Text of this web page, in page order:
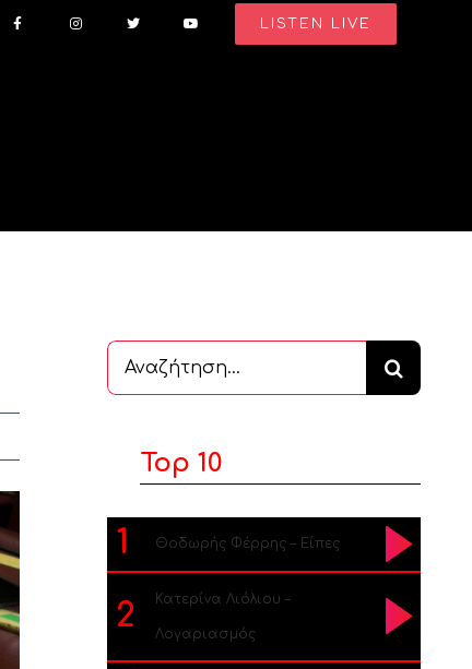
LISTEN LIVE
Αναζήτηση
...
Top 10
1 Θοδωρής Φέρρης – Είπες
2 Κατερίνα Λιόλιου –
Λογαριασμός